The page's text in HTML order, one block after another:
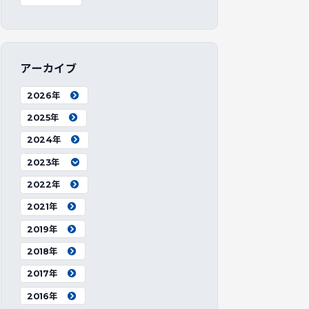
アーカイブ
2026年
2025年
2024年
2023年
2022年
2021年
2019年
2018年
2017年
2016年